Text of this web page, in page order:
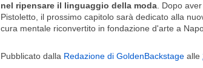
nel ripensare il linguaggio della moda. Dopo
Pistoletto, il prossimo capitolo sarà dedicato alla
cura mentale riconvertito in fondazione d'arte a
Pubblicato dalla Redazione di GoldenBackstage alle